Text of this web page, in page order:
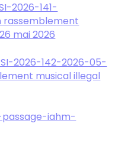
2026-141-
mai 2026
2026-142-2026-05-
musical illegal
iahm-